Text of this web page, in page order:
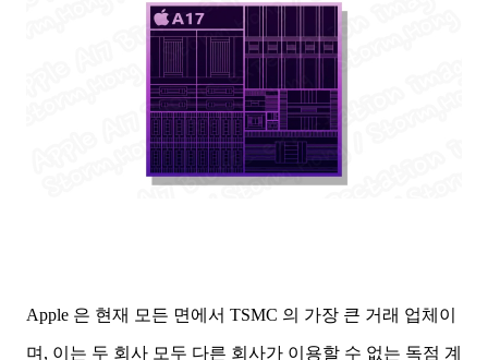
Apple 은 현재 모든 면에서 TSMC 의 가장 큰 거래 업체이
며, 이는 두 회사 모두 다른 회사가 이용할 수 없는 독점 계